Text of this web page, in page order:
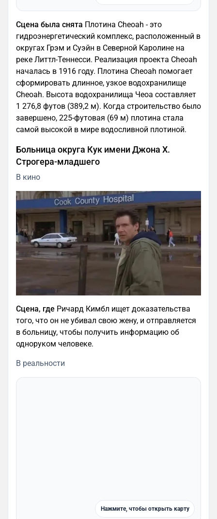
Сцена была снята Плотина Cheoah - это
гидроэнергетический комплекс, расположенный в
округах Грэм и Суэйн в Северной Каролине на
реке Литтл-Теннесси. Реализация проекта Cheoah
началась в 1916 году. Плотина Cheoah помогает
сформировать длинное, узкое водохранилище
Cheoah. Высота водохранилища Чеоа составляет
1 276,8 футов (389,2 м). Когда строительство было
завершено, 225-футовая (69 м) плотина стала
самой высокой в мире водосливной плотиной.
Больница округа Кук имени Джона Х.
Строгера-младшего
В кино
Сцена, где Ричард Кимбл ищет доказательства
того, что он не убивал свою жену, и отправляется
в больницу, чтобы получить информацию об
одноруком человеке.
В реальности
Нажмите, чтобы открыть карту